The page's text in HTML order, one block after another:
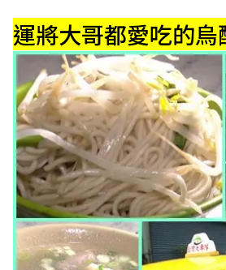
運將大哥都愛吃的烏